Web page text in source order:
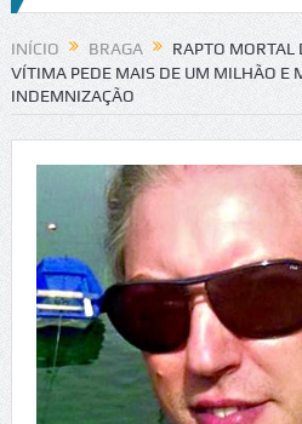
INÍCIO BRAGA
RAPTO
VÍTIMA PEDE MAIS DE UM MILHÃO E
INDEMNIZAÇÃO